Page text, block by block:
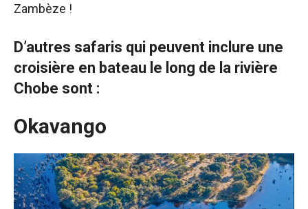
Zambèze !
D’autres safaris qui peuvent inclure une
croisière en bateau le long de la rivière
Chobe sont :
Okavango